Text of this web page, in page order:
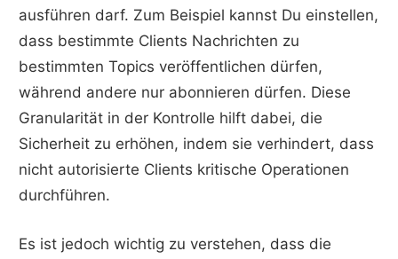
ausführen darf. Zum Beispiel kannst Du einstellen,
dass bestimmte Clients Nachrichten zu
bestimmten Topics veröffentlichen dürfen,
während andere nur abonnieren dürfen. Diese
Granularität in der Kontrolle hilft dabei, die
Sicherheit zu erhöhen, indem sie verhindert, dass
nicht autorisierte Clients kritische Operationen
durchführen.
Es ist jedoch wichtig zu verstehen, dass die